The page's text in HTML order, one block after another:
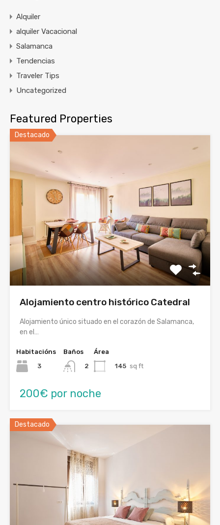
Alquiler
alquiler Vacacional
Salamanca
Tendencias
Traveler Tips
Uncategorized
Featured Properties
Destacado
Alojamiento centro histórico Catedral
Alojamiento único situado en el corazón de Salamanca,
en el…
Habitacións
3
Baños
2
Área
145 sq ft
200€ por noche
Destacado